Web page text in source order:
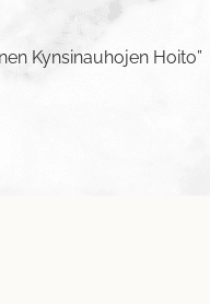
Kynsinauhojen Hoito”